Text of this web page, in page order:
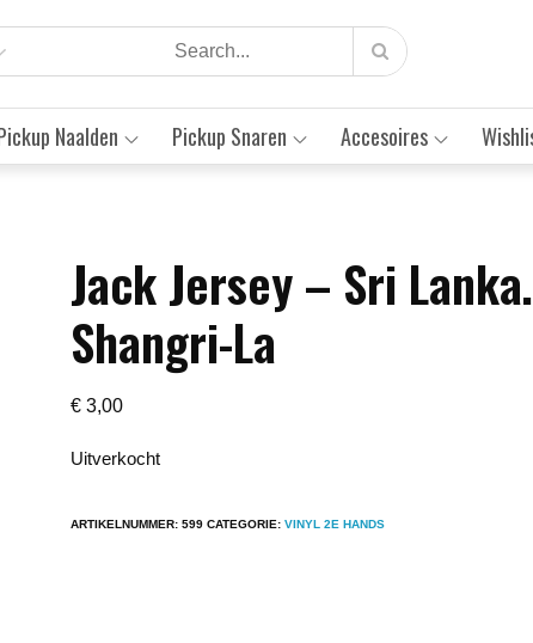
Naalden Pickup Snaren Accesoires
Jack Jersey – Sri
Shangri-La
€ 3,00
Uitverkocht
ARTIKELNUMMER:599 CATEGORIE:VINYL 2E HANDS